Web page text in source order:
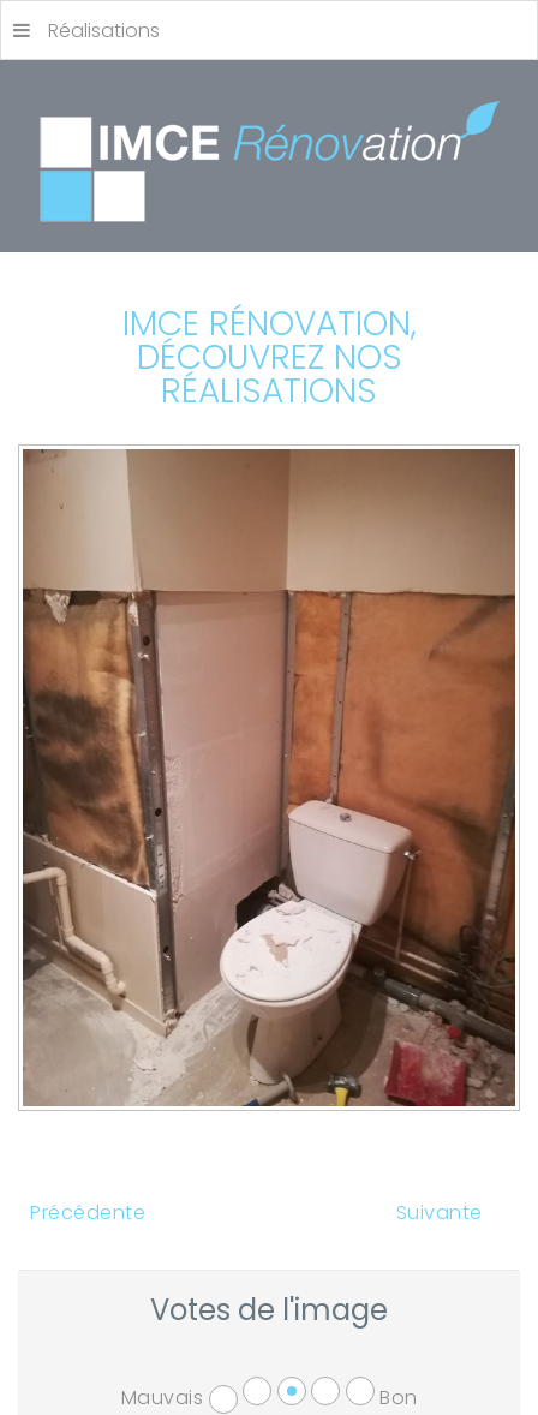
Réalisations
IMCE RÉNOVATION,
DÉCOUVREZ NOS
RÉALISATIONS
Précédente Suivante
Votes de l'image
Mauvais Bon